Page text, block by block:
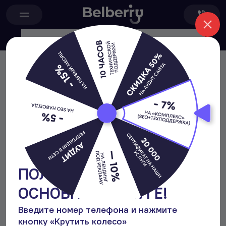
Главная Блог Медицинская этика и деонтология в стоматологии
Медицинская этика и
деонтология в стоматологии
Отзывы и репутация 6 минут 27 января 2026
Виктория
Руководитель отдела ORM и SERM
ПОЛУЧИТЕ БОНУС К
ОСНОВНОЙ УСЛУГЕ!
Введите номер телефона и нажмите
кнопку«Крутить колесо»